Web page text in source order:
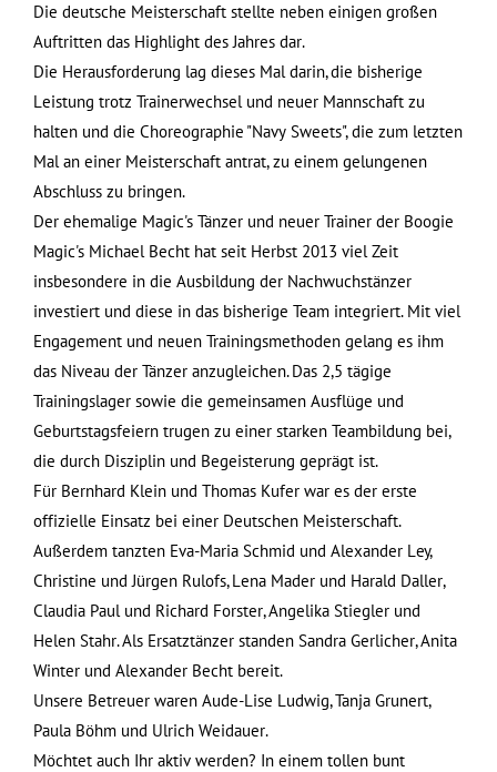
Die deutsche Meisterschaft stellte neben einigen großen
Auftritten das Highlight des Jahres dar.
Die Herausforderung lag dieses Mal darin, die bisherige
Leistung trotz Trainerwechsel und neuer Mannschaft zu
halten und die Choreographie "Navy Sweets", die zum letzten
Mal an einer Meisterschaft antrat, zu einem gelungenen
Abschluss zu bringen.
Der ehemalige Magic's Tänzer und neuer Trainer der Boogie
Magic's Michael Becht hat seit Herbst 2013 viel Zeit
insbesondere in die Ausbildung der Nachwuchstänzer
investiert und diese in das bisherige Team integriert. Mit viel
Engagement und neuen Trainingsmethoden gelang es ihm
das Niveau der Tänzer anzugleichen. Das 2,5 tägige
Trainingslager sowie die gemeinsamen Ausflüge und
Geburtstagsfeiern trugen zu einer starken Teambildung bei,
die durch Disziplin und Begeisterung geprägt ist.
Für Bernhard Klein und Thomas Kufer war es der erste
offizielle Einsatz bei einer Deutschen Meisterschaft.
Außerdem tanzten Eva-Maria Schmid und Alexander Ley,
Christine und Jürgen Rulofs, Lena Mader und Harald Daller,
Claudia Paul und Richard Forster, Angelika Stiegler und
Helen Stahr. Als Ersatztänzer standen Sandra Gerlicher, Anita
Winter und Alexander Becht bereit.
Unsere Betreuer waren Aude-Lise Ludwig, Tanja Grunert,
Paula Böhm und Ulrich Weidauer.
Möchtet auch Ihr aktiv werden? In einem tollen bunt